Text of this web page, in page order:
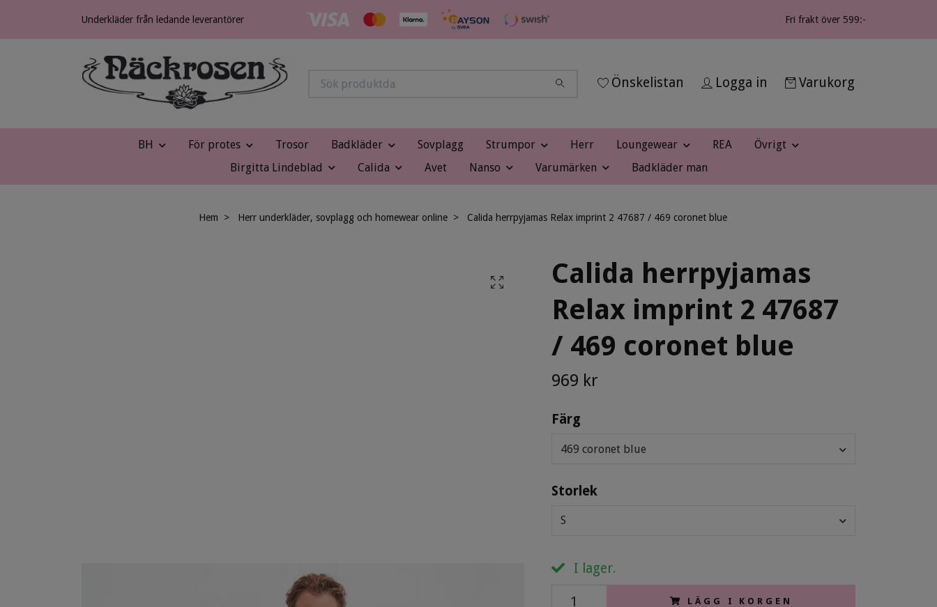
Underkläder från ledande leverantörer Fri frakt över 599:-
Önskelistan Logga in Varukorg
BH För protes Trosor Badkläder Sovplagg Strumpor Herr Loungewear REA
Övrigt
Birgitta Lindeblad
Calida Avet Nanso Varumärken Badkläder man
Hem Herr underkläder, sovplagg och homewear online Calida herrpyjamas Relax imprint 2 47687 / 469 coronet blue
Calida herrpyjamas
Relax imprint 2 47687
/ 469 coronet blue
969 kr
Färg
469 coronet blue
Storlek
S
I lager.
LÄGG I KORGEN